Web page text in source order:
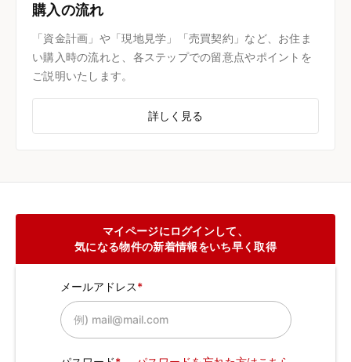
購入の流れ
「資金計画」や「現地見学」「売買契約」など、お住ま
い購入時の流れと、各ステップでの留意点やポイントを
ご説明いたします。
詳しく見る
マイページにログインして、
気になる物件の新着情報をいち早く取得
メールアドレス